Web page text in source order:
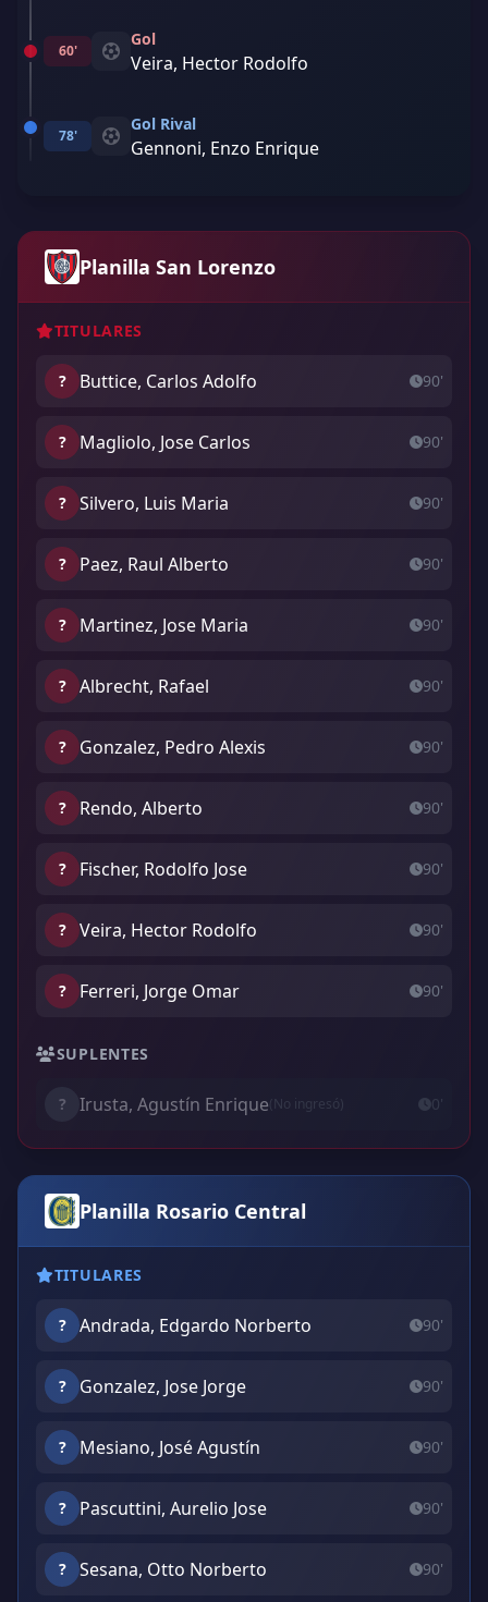
60'
Gol
Veira, Hector Rodolfo
78'
Gol Rival
Gennoni, Enzo Enrique
Planilla San Lorenzo
TITULARES
? Buttice, Carlos Adolfo 90'
? Magliolo, Jose Carlos 90'
? Silvero, Luis Maria 90'
? Paez, Raul Alberto 90'
? Martinez, Jose Maria 90'
? Albrecht, Rafael 90'
? Gonzalez, Pedro Alexis 90'
? Rendo, Alberto 90'
? Fischer, Rodolfo Jose 90'
? Veira, Hector Rodolfo 90'
? Ferreri, Jorge Omar 90'
SUPLENTES
? Irusta, Agustín Enrique(No ingresó) 0'
Planilla Rosario Central
TITULARES
? Andrada, Edgardo Norberto 90'
? Gonzalez, Jose Jorge 90'
? Mesiano, José Agustín 90'
? Pascuttini, Aurelio Jose 90'
? Sesana, Otto Norberto 90'